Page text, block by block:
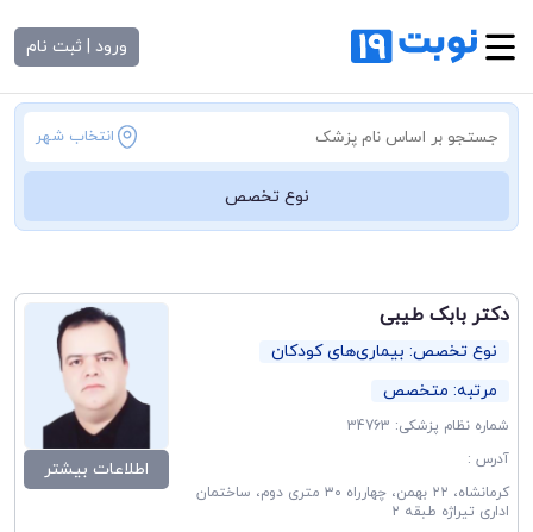
ورود | ثبت نام
انتخاب شهر
نوع تخصص
دکتر بابک طیبی
نوع تخصص: بیماری‌های کودکان
مرتبه: متخصص
شماره نظام پزشکی: 34763
آدرس :
کرمانشاه، ۲۲ بهمن، چهارراه ۳۰ متری دوم، ساختمان
اداری تیراژه طبقه ۲
اطلاعات بیشتر